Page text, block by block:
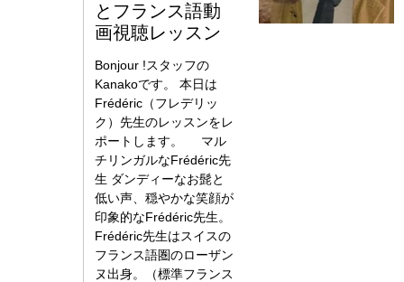
とフランス語動
画視聴レッスン
Bonjour !スタッフの
Kanakoです。 本日は
Frédéric（フレデリッ
ク）先生のレッスンをレ
ポートします。 マル
チリンガルなFrédéric先
生 ダンディーなお髭と
低い声、穏やかな笑顔が
印象的なFrédéric先生。
Frédéric先生はスイスの
フランス語圏のローザン
ヌ出身。（標準フランス